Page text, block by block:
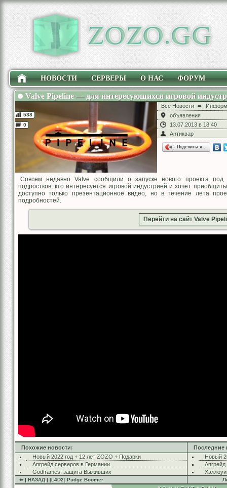
НОВОСТИ СЕРВЕРЫ О НАС ФОРУМ
Valve Pipeline — для интересующихся игровой
Все Новости ➨
объявления
13.07.2013 в 18:40
Антиквар
Поделиться…
Совсем недавно Valve сообщили о запуске нового проекта
подростков, кто интересуется игровой индустрией и хочет
доступно только презентационное видео, но в течение лета
подробностей.
Перейти на сайт Valve
538
0
Похожие новости:
Новый 2022 год + 12 лет ZOZO + Подарки
Апгрейд серверов в Германии
Godframes: защита Выживших
Последние
Новый
⇚ | НАЗАД | [L4D2] Pudge Boomer